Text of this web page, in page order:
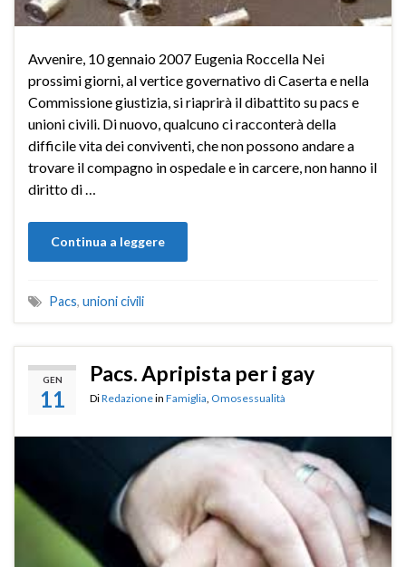
Avvenire, 10 gennaio 2007 Eugenia Roccella Nei
prossimi giorni, al vertice governativo di Caserta e nella
Commissione giustizia, si riaprirà il dibattito su pacs e
unioni civili. Di nuovo, qualcuno ci racconterà della
difficile vita dei conviventi, che non possono andare a
trovare il compagno in ospedale e in carcere, non hanno il
diritto di …
Continua a leggere
Pacs, unioni civili
GEN
11
Pacs. Apripista per i gay
DiRedazionein Famiglia Omosessualità